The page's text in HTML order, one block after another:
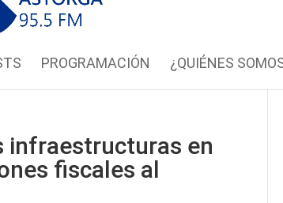
PROGRAMACIÓN ¿QUIÉNES
infraestructuras en
fiscales al